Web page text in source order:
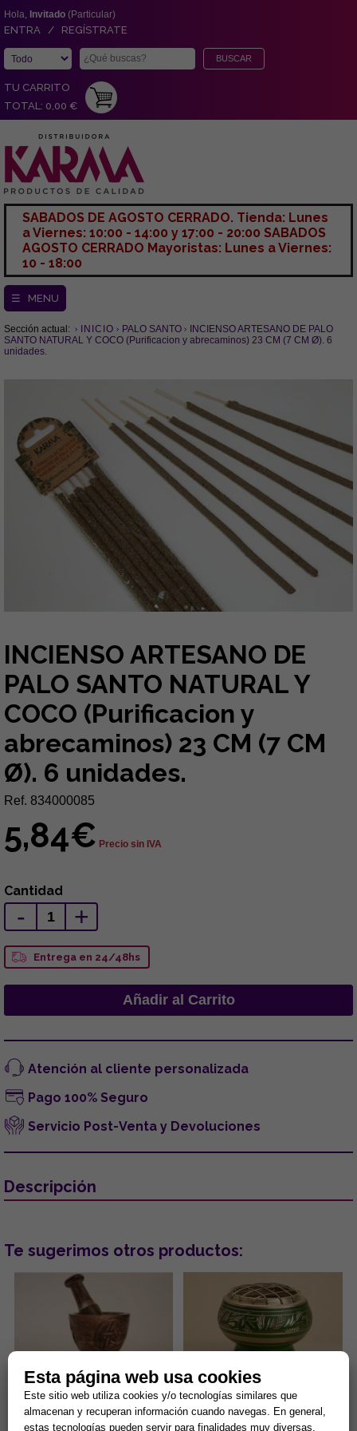
Hola, Invitado (Particular)
ENTRA / REGÍSTRATE
TU CARRITO
TOTAL: 0,00 €
SABADOS DE AGOSTO CERRADO. Tienda: Lunes
a Viernes: 10:00 - 14:00 y 17:00 - 20:00 SABADOS
AGOSTO CERRADO Mayoristas: Lunes a Viernes:
10 - 18:00
☰ MENU
Sección actual: INICIO PALO SANTO
INCIENSO ARTESANO DE PALO
SANTO NATURAL Y COCO (Purificacion y abrecaminos) 23 CM (7 CM Ø). 6
unidades.
INCIENSO ARTESANO DE
PALO SANTO NATURAL Y
COCO (Purificacion y
abrecaminos) 23 CM (7 CM
Ø). 6 unidades.
Ref. 834000085
5,84€ Precio sin IVA
Cantidad
- +
Entrega en 24/48hs
Atención al cliente personalizada
Pago 100% Seguro
Servicio Post-Venta y Devoluciones
Descripción
Te sugerimos otros productos:
MORTERO DE MADERA CON
PENTAGRAMA 8 X 10 CM (150
GRMS)
INCENSARIO BOL GRABADO
COLOR VERDE 5.5X5 CMS
Esta página web usa cookies
Este sitio web utiliza cookies y/o tecnologías similares que
almacenan y recuperan información cuando navegas. En general,
estas tecnologías pueden servir para finalidades muy diversas,